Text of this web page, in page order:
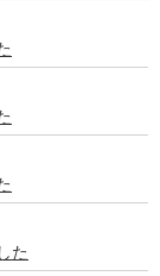
た